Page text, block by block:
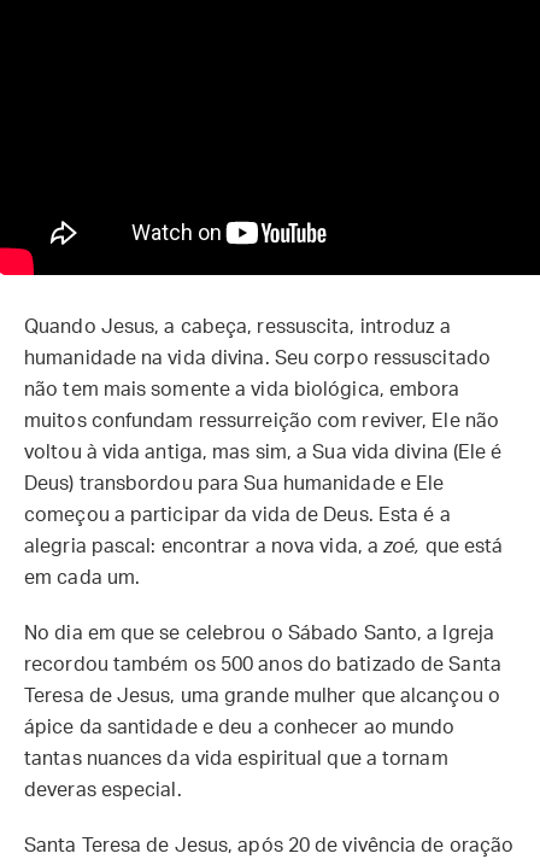
Quando Jesus, a cabeça, ressuscita, introduz a
humanidade na vida divina. Seu corpo ressuscitado
não tem mais somente a vida biológica, embora
muitos confundam ressurreição com reviver, Ele não
voltou à vida antiga, mas sim, a Sua vida divina (Ele é
Deus) transbordou para Sua humanidade e Ele
começou a participar da vida de Deus. Esta é a
alegria pascal: encontrar a nova vida, a zoé, que está
em cada um.
No dia em que se celebrou o Sábado Santo, a Igreja
recordou também os 500 anos do batizado de Santa
Teresa de Jesus, uma grande mulher que alcançou o
ápice da santidade e deu a conhecer ao mundo
tantas nuances da vida espiritual que a tornam
deveras especial.
Santa Teresa de Jesus, após 20 de vivência de oração